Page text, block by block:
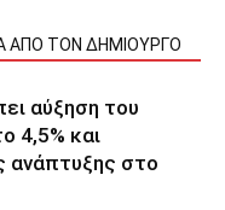
ΑΠΟ ΤΟΝ ΔΗΜΙΟΥΡΓΟ
αύξηση του
4,5% και
ανάπτυξης στο